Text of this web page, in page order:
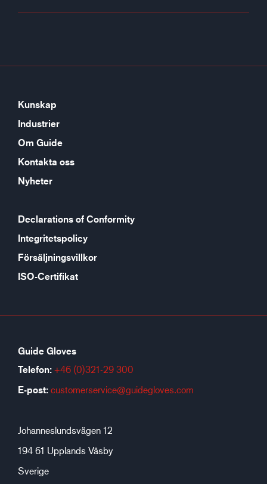
Kunskap
Industrier
Om Guide
Kontakta oss
Nyheter
Declarations of Conformity
Integritetspolicy
Försäljningsvillkor
ISO-Certifikat
Guide Gloves
Telefon: +46 (0)321-29 300
E-post: customerservice@guidegloves.com
Johanneslundsvägen 12
194 61 Upplands Väsby
Sverige